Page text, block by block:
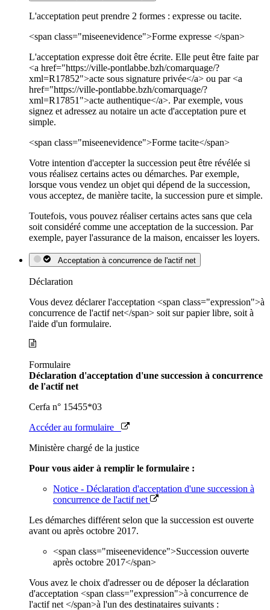
L'acceptation peut prendre 2 formes : expresse ou tacite.
<span class="miseenevidence">Forme expresse </span>
L'acceptation expresse doit être écrite. Elle peut être faite par
<a href="https://ville-pontlabbe.bzh/comarquage/?
xml=R17852">acte sous signature privée</a> ou par <a
href="https://ville-pontlabbe.bzh/comarquage/?
xml=R17851">acte authentique</a>. Par exemple, vous
signez et adressez au notaire un acte d'acceptation pure et
simple.
<span class="miseenevidence">Forme tacite</span>
Votre intention d'accepter la succession peut être révélée si
vous réalisez certains actes ou démarches. Par exemple,
lorsque vous vendez un objet qui dépend de la succession,
vous acceptez, de manière tacite, la succession pure et simple.
Toutefois, vous pouvez réaliser certains actes sans que cela
soit considéré comme une acceptation de la succession. Par
exemple, payer l'assurance de la maison, encaisser les loyers.
Acceptation à concurrence de l'actif net
Déclaration
Vous devez déclarer l'acceptation <span class="expression">à
concurrence de l'actif net</span> soit sur papier libre, soit à
l'aide d'un formulaire.
Formulaire
Déclaration d'acceptation d'une succession à concurrence
de l'actif net
Cerfa n° 15455*03
Accéder au formulaire
Ministère chargé de la justice
Pour vous aider à remplir le formulaire :
Notice - Déclaration d'acceptation d'une succession à
concurrence de l'actif net
Les démarches différent selon que la succession est ouverte
avant ou après octobre 2017.
<span class="miseenevidence">Succession ouverte
après octobre 2017</span>
Vous avez le choix d'adresser ou de déposer la déclaration
d'acceptation <span class="expression">à concurrence de
l'actif net </span>à l'un des destinataires suivants :